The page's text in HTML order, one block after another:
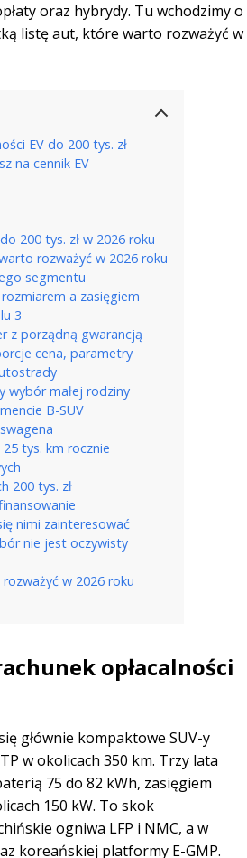
oraz hybrydy. Tu wchodzimy o
listę aut, które warto rozważyć w
EV do 200 tys. zł
na cennik EV
200 tys. zł w 2026 roku
rozważyć w 2026 roku
segmentu
a zasięgiem
3
z porządną gwarancją
cena, parametry
wybór małej rodziny
B-SUV
tys. km rocznie
200 tys. zł
nimi zainteresować
nie jest oczywisty
w 2026 roku
opłacalności
głównie kompaktowe SUV-y
w okolicach 350 km. Trzy lata
75 do 82 kWh, zasięgiem
150 kW. To skok
ogniwa LFP i NMC, a w
koreańskiej platformy E-GMP.